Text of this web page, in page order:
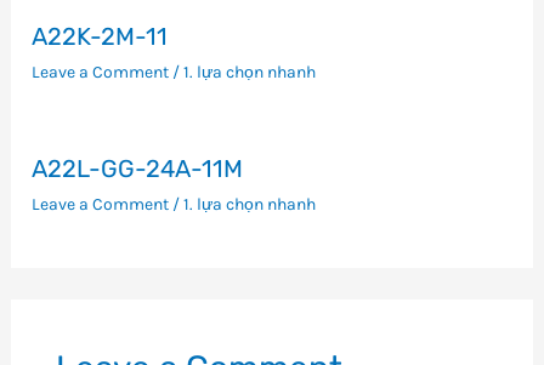
A22K-2M-11
Leave a Comment /1. lựa chọn nhanh
A22L-GG-24A-11M
Leave a Comment /1. lựa chọn nhanh